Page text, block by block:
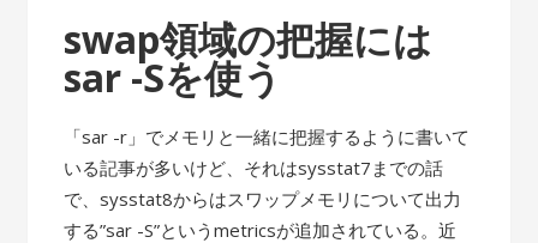
swap領域の把握には
sar -Sを使う
「sar -r」でメモリと一緒に把握するように書いて
いる記事が多いけど、それはsysstat7までの話
で、sysstat8からはスワップメモリについて出力
する”sar -S”というmetricsが追加されている。近